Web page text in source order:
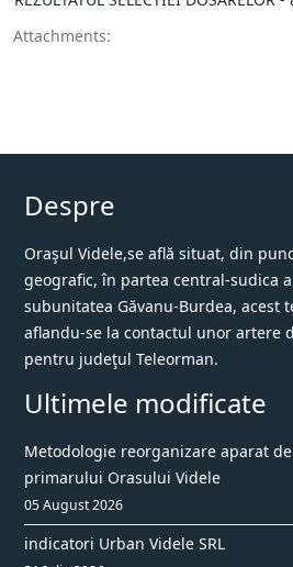
Attachments:
Despre
Oraşul Videle,se află situat, din
geografic, în partea central-sudica
subunitatea Găvanu-Burdea, acest
aflandu-se la contactul unor artere
pentru judeţul Teleorman.
Ultimele modificate
Metodologie reorganizare aparat
primarului Orasului Videle
05 August 2026
indicatori Urban Videle SRL